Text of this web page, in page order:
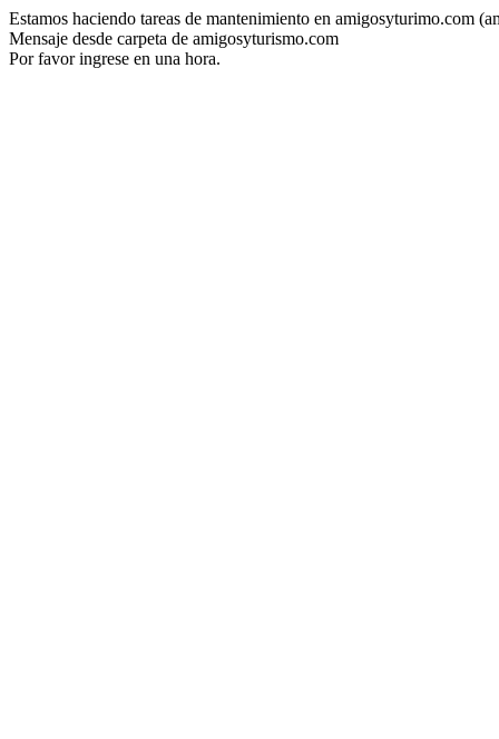
Estamos haciendo tareas de mantenimiento en amigosyturimo.com
Mensaje desde carpeta de amigosyturismo.com
Por favor ingrese en una hora.